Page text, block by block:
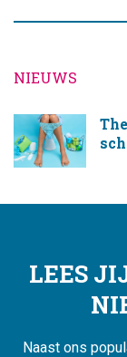
NIEUWS
LEES
Naast ons